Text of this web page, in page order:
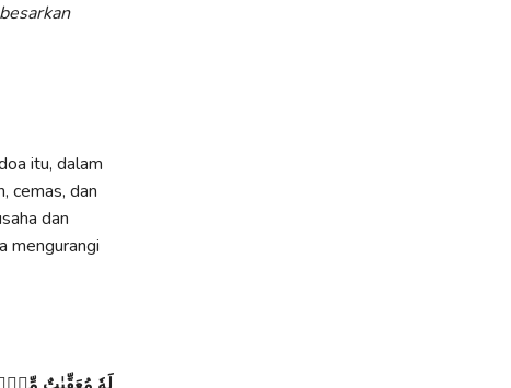
itu, dalam
cemas, dan
dan
mengurangi